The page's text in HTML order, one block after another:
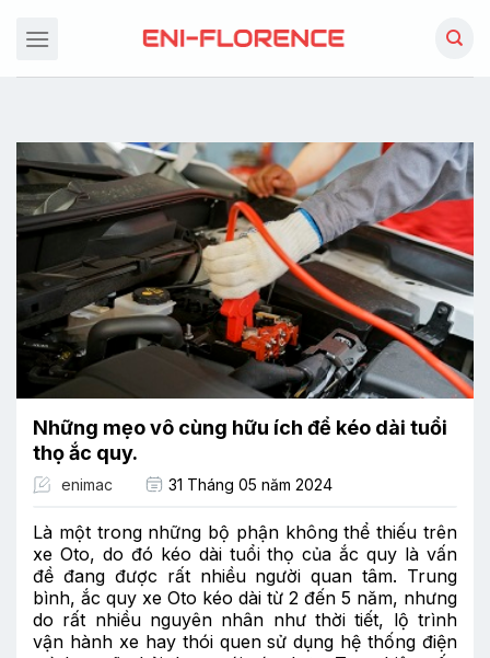
đến
dung
Những mẹo vô cùng hữu ích để kéo dài tuổi
thọ ắc quy.
enimac 31 Tháng 05 năm 2024
Là một trong những bộ phận không thể thiếu trên
xe Oto, do đó kéo dài tuổi thọ của ắc quy là vấn
đề đang được rất nhiều người quan tâm. Trung
bình, ắc quy xe Oto kéo dài từ 2 đến 5 năm, nhưng
do rất nhiều nguyên nhân như thời tiết, lộ trình
vận hành xe hay thói quen sử dụng hệ thống điện